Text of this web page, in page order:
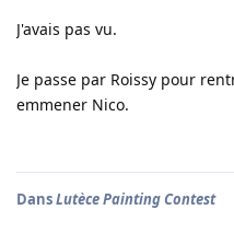
J'avais pas vu.
Je passe par Roissy pour
emmener Nico.
DansLutèce Painting Contest